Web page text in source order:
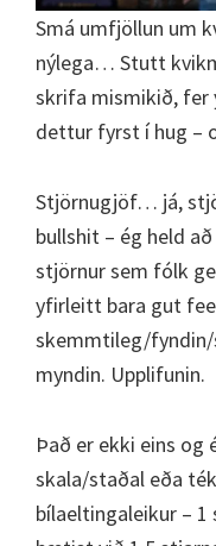
Smá umfjöllun um
nýlega… Stutt
skrifa mismikið, fer
dettur fyrst í hug –
Stjörnugjöf… já,
bullshit – ég held
stjörnur sem fólk
yfirleitt bara gut
skemmtileg/
myndin. Upplifunin.
Það er ekki eins og
skala/staðal eða
bílaeltingaleikur – 1